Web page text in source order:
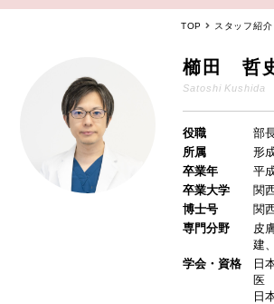
TOP スタッフ紹介
櫛田 哲
Satoshi Kushida
役職
部
所属
形
卒業年
平
卒業大学
関
博士号
関
専門分野
皮
建
学会・資格
日
医
日